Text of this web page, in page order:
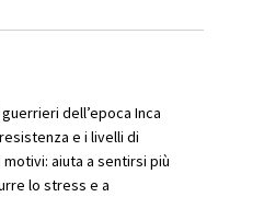
dell’epoca Inca
e i livelli di
aiuta a sentirsi più
lo stress e a